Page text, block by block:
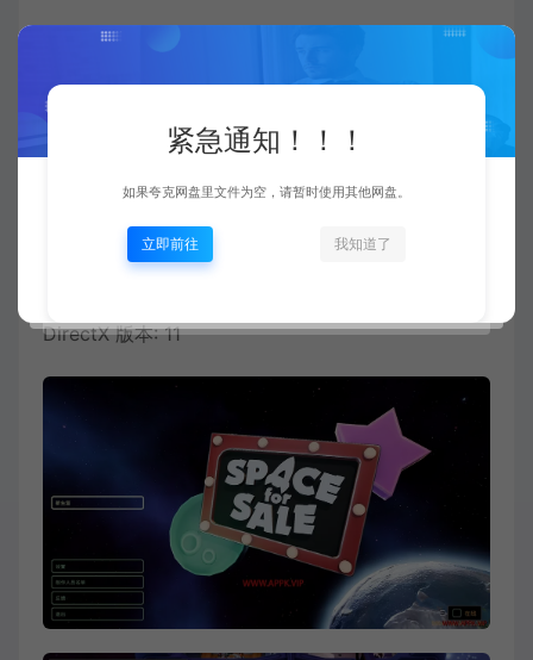
推荐配置:
需要 64 位处理器和操作系统
操作系统: Windows 10 / 11, 64 Bit
处理器: AMD Ryzen 5 5600X or Intel Core i5
内存: 16 GB RAM
DirectX 版本: 11
紧急通知！！！
如果夸克网盘里文件为空，请暂时使用其他网盘。
立即前往 我知道了